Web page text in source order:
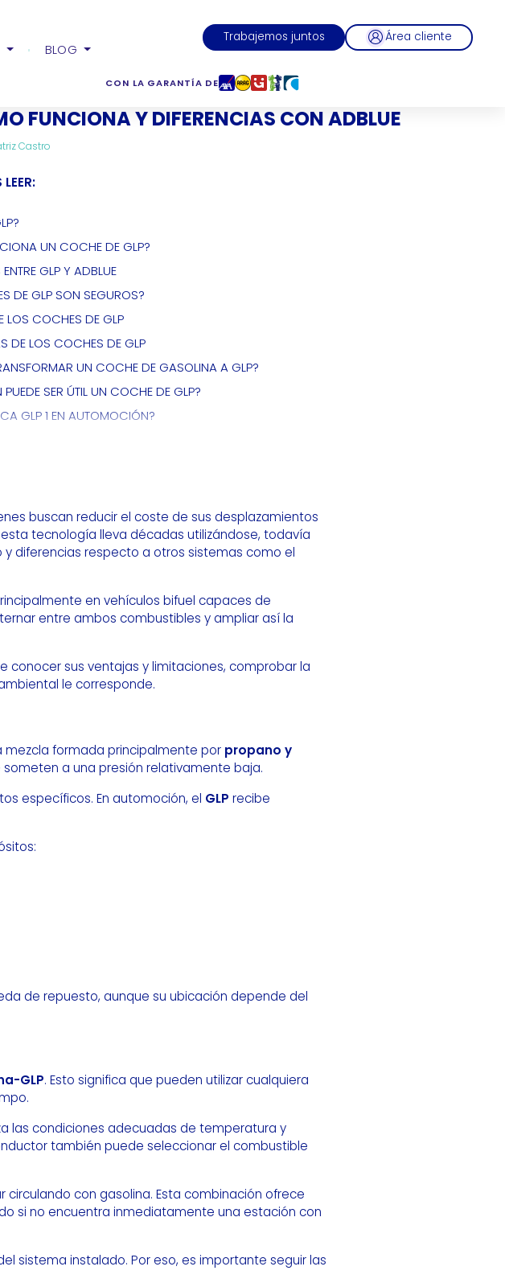
BLOG
Trabajemos juntos Área cliente
CON LA GARANTÍA DE
FUNCIONA Y DIFERENCIAS CON ADBLUE
Castro
UN COCHE DE GLP?
GLP Y ADBLUE
DE GLP SON SEGUROS?
LOS COCHES DE GLP
DE LOS COCHES DE GLP
UN COCHE DE GASOLINA A GLP?
PUEDE SER ÚTIL UN COCHE DE GLP?
GLP 1 EN AUTOMOCIÓN?
buscan reducir el coste de sus desplazamientos
tecnología lleva décadas utilizándose, todavía
diferencias respecto a otros sistemas como el
en vehículos bifuel capaces de
entre ambos combustibles y ampliar así la
conocer sus ventajas y limitaciones, comprobar la
le corresponde.
mezcla formada principalmente por propano y
a una presión relativamente baja.
específicos. En automoción, el GLP recibe
de repuesto, aunque su ubicación depende del
GLP. Esto significa que pueden utilizar cualquiera
las condiciones adecuadas de temperatura y
también puede seleccionar el combustible
con gasolina. Esta combinación ofrece
si no encuentra inmediatamente una estación con
sistema instalado. Por eso, es importante seguir las